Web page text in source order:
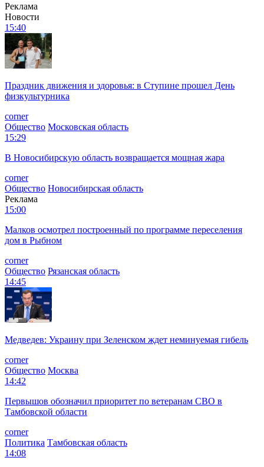
Реклама
Новости
15:40
Праздник движения и здоровья: в Ступине прошел День
физкультурника
corner
Общество Московская область
15:29
В Новосибирскую область возвращается мощная жара
corner
Общество Новосибирская область
Реклама
15:00
Малков осмотрел построенный по программе переселения
дом в Рыбном
corner
Общество Рязанская область
14:45
Медведев: Украину при Зеленском ждет неминуемая гибель
corner
Общество Москва
14:42
Первышов обозначил приоритет по ветеранам СВО в
Тамбовской области
corner
Политика Тамбовская область
14:08